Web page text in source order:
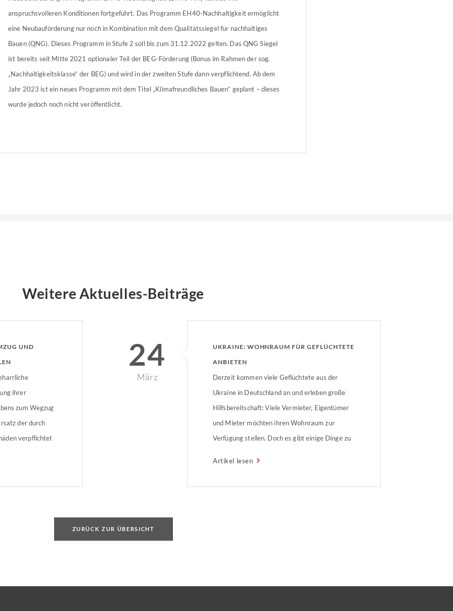
anspruchsvolleren Konditionen fortgeführt. Das Programm EH40-Nachhaltigkeit ermöglicht
eine Neubauförderung nur noch in Kombination mit dem Qualitätssiegel für nachhaltiges
Bauen (QNG). Dieses Programm in Stufe 2 soll bis zum 31.12.2022 gelten. Das QNG Siegel
ist bereits seit Mitte 2021 optionaler Teil der BEG-Förderung (Bonus im Rahmen der sog.
„Nachhaltigkeitsklasse“ der BEG) und wird in der zweiten Stufe dann verpflichtend. Ab dem
Jahr 2023 ist ein neues Programm mit dem Titel „Klimafreundliches Bauen“ geplant – dieses
wurde jedoch noch nicht veröffentlicht.
Weitere Aktuelles-Beiträge
UND
ihrer
zum Wegzug
der durch
verpflichtet
24
März
UKRAINE: WOHNRAUM FÜR GEFLÜCHTETE
ANBIETEN
Derzeit kommen viele Geflüchtete aus der
Ukraine in Deutschland an und erleben große
Hilfsbereitschaft: Viele Vermieter, Eigentümer
und Mieter möchten ihren Wohnraum zur
Verfügung stellen. Doch es gibt einige Dinge zu
Artikel lesen
ZURÜCK ZUR ÜBERSICHT